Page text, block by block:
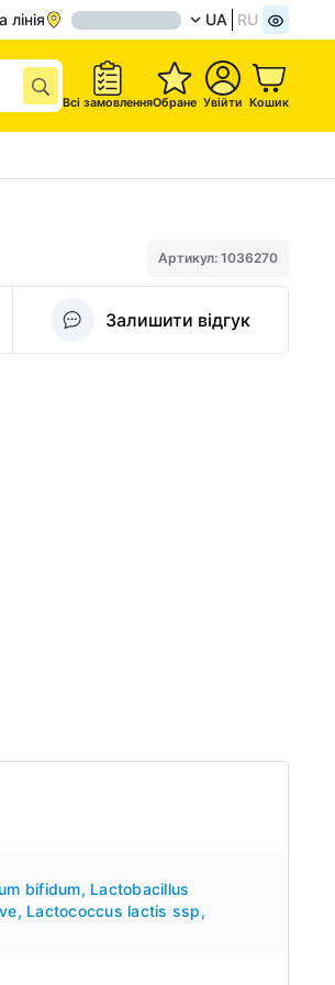
UA RU
Всі замовленняОбране Увійти Кошик
Артикул: 1036270
Залишити відгук
bifidum, Lactobacillus
, Lactococcus lactis ssp,